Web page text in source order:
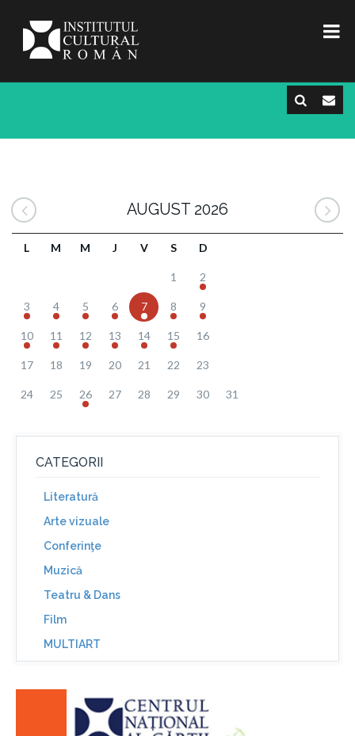
AUGUST 2026
L M M J V S D
1 2
3 4 5 6 7 8 9
10 11 12 13 14 15 16
17 18 19 20 21 22 23
24 25 26 27 28 29 30 31
CATEGORII
Literatură
Arte vizuale
Conferinţe
Muzică
Teatru & Dans
Film
MULTIART